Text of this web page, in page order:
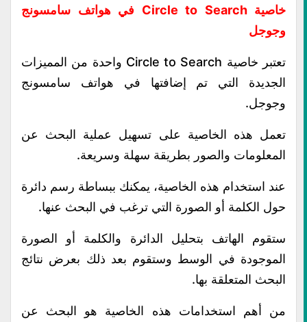
خاصية Circle to Search في هواتف سامسونج
وجوجل
تعتبر خاصية Circle to Search واحدة من المميزات
الجديدة التي تم إضافتها في هواتف سامسونج
وجوجل.
تعمل هذه الخاصية على تسهيل عملية البحث عن
المعلومات والصور بطريقة سهلة وسريعة.
عند استخدام هذه الخاصية، يمكنك ببساطة رسم دائرة
حول الكلمة أو الصورة التي ترغب في البحث عنها.
ستقوم الهاتف بتحليل الدائرة والكلمة أو الصورة
الموجودة في الوسط وستقوم بعد ذلك بعرض نتائج
البحث المتعلقة بها.
من أهم استخدامات هذه الخاصية هو البحث عن